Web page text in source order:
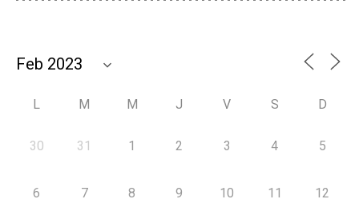
L M M J V S D
30 31 1 2 3 4 5
6 7 8 9 10 11 12